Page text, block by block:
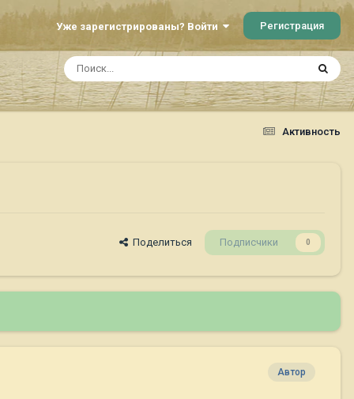
Уже зарегистрированы? Войти Регистрация
Активность
Поделиться Подписчики 0
Автор